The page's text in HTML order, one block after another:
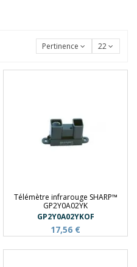
Pertinence 22
Télémètre infrarouge SHARP™
GP2Y0A02YK
GP2Y0A02YKOF
17,56 €